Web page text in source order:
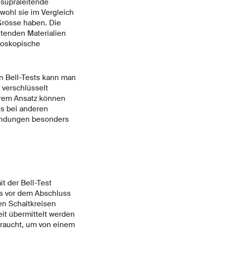
sie im Vergleich
haben. Die
Materialien
Bell-Tests kann man
Ansatz können
bei anderen
besonders
der Bell-Test
vor dem Abschluss
Schaltkreisen
übermittelt werden
um von einem